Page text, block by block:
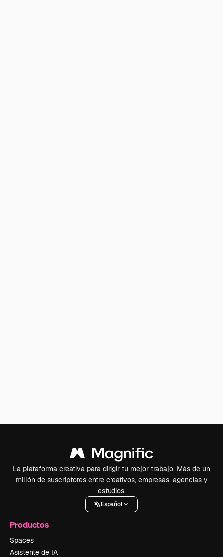
La plataforma creativa para dirigir tu mejor trabajo. Más de un
millón de suscriptores entre creativos, empresas, agencias y
estudios.
Español
Productos
Spaces
Asistente de IA